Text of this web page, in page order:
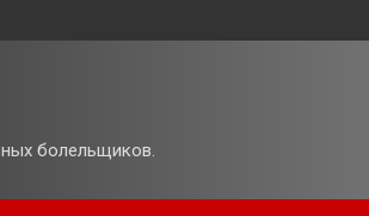
болельщиков.